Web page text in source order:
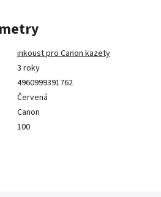
inkoust pro Canon kazety
3 roky
4960999391762
Červená
Canon
100